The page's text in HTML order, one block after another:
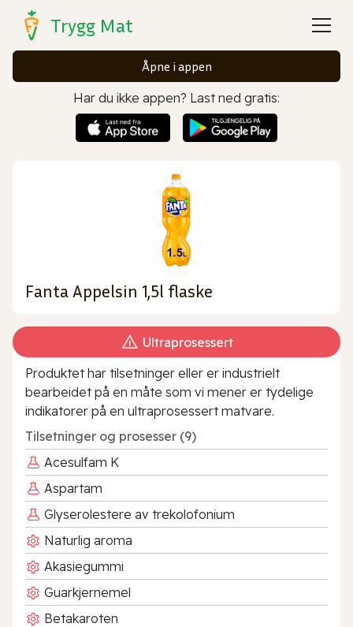
Trygg Mat
Åpne i appen
Har du ikke appen? Last ned gratis:
Fanta Appelsin 1,5l flaske
Ultraprosessert
Produktet har tilsetninger eller er industrielt
bearbeidet på en måte som vi mener er tydelige
indikatorer på en ultraprosessert matvare.
Tilsetninger og prosesser (9)
Acesulfam K
Aspartam
Glyserolestere av trekolofonium
Naturlig aroma
Akasiegummi
Guarkjernemel
Betakaroten